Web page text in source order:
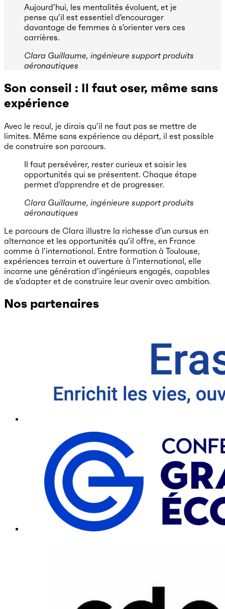
Aujourd’hui, les mentalités évoluent, et je
pense qu’il est essentiel d’encourager
davantage de femmes à s’orienter vers ces
carrières.
Clara Guillaume, ingénieure support produits
aéronautiques
Son conseil : Il faut oser, même sans
expérience
Avec le recul, je dirais qu’il ne faut pas se mettre de
limites. Même sans expérience au départ, il est possible
de construire son parcours.
Il faut persévérer, rester curieux et saisir les
opportunités qui se présentent. Chaque étape
permet d’apprendre et de progresser.
Clara Guillaume, ingénieure support produits
aéronautiques
Le parcours de Clara illustre la richesse d’un cursus en
alternance et les opportunités qu’il offre, en France
comme à l’international. Entre formation à Toulouse,
expériences terrain et ouverture à l’international, elle
incarne une génération d’ingénieurs engagés, capables
de s’adapter et de construire leur avenir avec ambition.
Nos partenaires